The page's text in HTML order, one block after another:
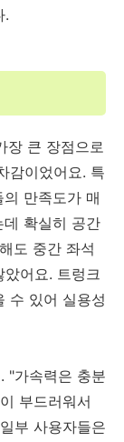
.
장 큰 장점으로
감이었어요. 특
만족도가 매
확실히 공간
도 중간 좌석
어요. 트렁크
수 있어 실용성
"가속력은 충분
부드러워서
부 사용자들은